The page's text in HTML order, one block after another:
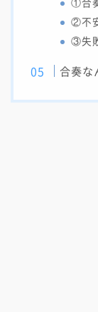
①合
②不
③失
合奏な